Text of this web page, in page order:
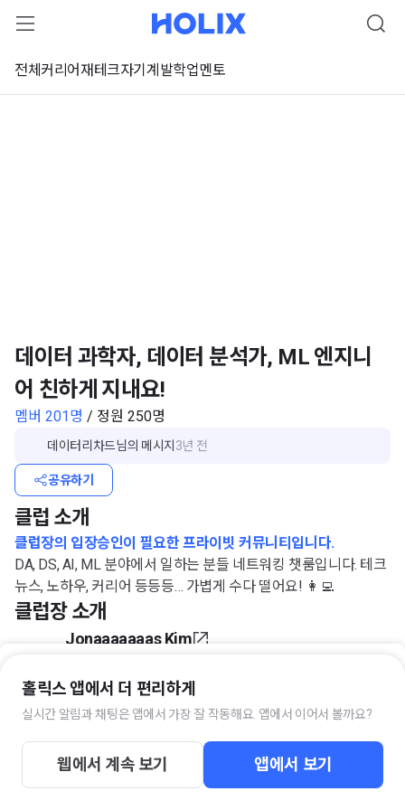
전체 커리어재테크자기계발학업멘토
공유하기
데이터 과학자, 데이터 분석가, ML 엔지니
어 친하게 지내요!
멤버 201명 / 정원 250명
데이터리차드님의 메시지 3년 전
클럽 소개
클럽장의 입장승인이 필요한 프라이빗 커뮤니티입니다.
DA, DS, AI, ML 분야에서 일하는 분들 네트워킹 챗룸입니다. 테크
뉴스, 노하우, 커리어 등등등… 가볍게 수다 떨어요! 👩‍💻
클럽장 소개
Jonaaaaaaas Kim
👨‍💻 AI & ML 기술에 관심이 많습니다. AI로 더 나은 세상 만드는
일에 일조하고 싶습니다.
https://github.com/aldente0630
https://velog.io/@aldente0630
입장하기
홀릭스 앱에서 더 편리하게
실시간 알림과 채팅은 앱에서 가장 잘 작동해요. 앱에서 이어서 볼까요?
웹에서 계속 보기 앱에서 보기